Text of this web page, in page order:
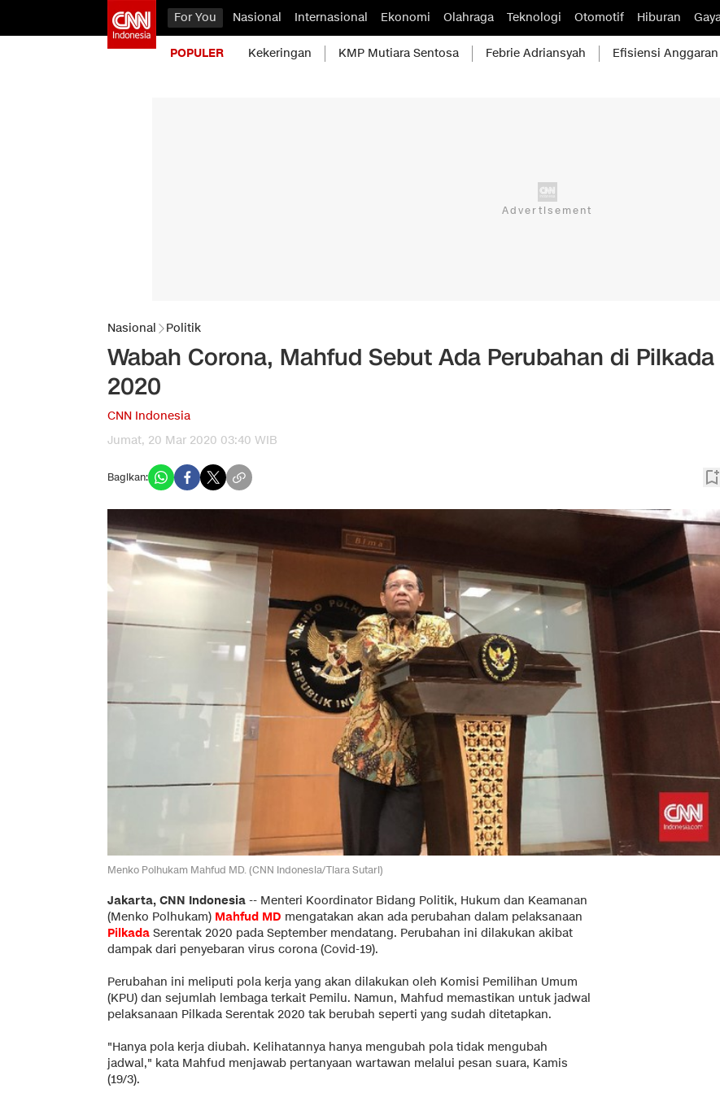
For You Nasional Internasional Ekonomi Olahraga Teknologi Otomotif Hiburan
POPULER Kekeringan KMP Mutiara Sentosa Febrie Adriansyah Efisiensi Anggaran
Nasional Politik
Wabah Corona, Mahfud Sebut Ada Perubahan di Pilkada
2020
CNN Indonesia
Jumat, 20 Mar 2020 03:40 WIB
Bagikan:
Menko Polhukam Mahfud MD. (CNN Indonesia/Tiara Sutari)
Jakarta, CNN Indonesia -- Menteri Koordinator Bidang Politik, Hukum dan Keamanan
(Menko Polhukam) Mahfud MD mengatakan akan ada perubahan dalam pelaksanaan
Pilkada Serentak 2020 pada September mendatang. Perubahan ini dilakukan akibat
dampak dari penyebaran virus corona (Covid-19).
Perubahan ini meliputi pola kerja yang akan dilakukan oleh Komisi Pemilihan Umum
(KPU) dan sejumlah lembaga terkait Pemilu. Namun, Mahfud memastikan untuk jadwal
pelaksanaan Pilkada Serentak 2020 tak berubah seperti yang sudah ditetapkan.
"Hanya pola kerja diubah. Kelihatannya hanya mengubah pola tidak mengubah
jadwal," kata Mahfud menjawab pertanyaan wartawan melalui pesan suara, Kamis
(19/3).